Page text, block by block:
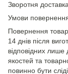
Зворотня
Умови повернення
Повернення
14 днів після
відповідних
якостей та
повинно бути